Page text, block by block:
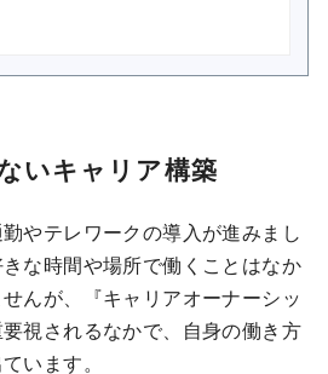
いキャリア構築
やテレワークの導入が進みまし
な時間や場所で働くことはなか
んが、『キャリアオーナーシッ
視されるなかで、自身の働き方
います。